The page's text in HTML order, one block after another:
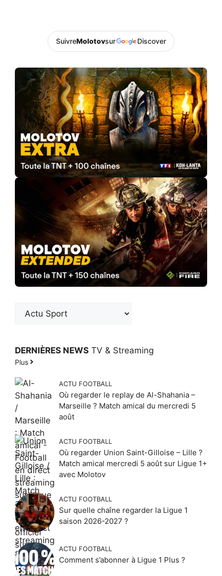
SuivreMolotovsur Discover
DERNIÈRES NEWS TV & Streaming
Plus
ACTU FOOTBALL
Où regarder le replay de Al-Shahania –
Marseille ? Match amical du mercredi 5
août
ACTU FOOTBALL
Où regarder Union Saint-Gilloise – Lille ?
Match amical mercredi 5 août sur Ligue 1+
avec Molotov
ACTU FOOTBALL
Sur quelle chaîne regarder la Ligue 1
saison 2026-2027 ?
ACTU FOOTBALL
Comment s’abonner à Ligue 1 Plus ?